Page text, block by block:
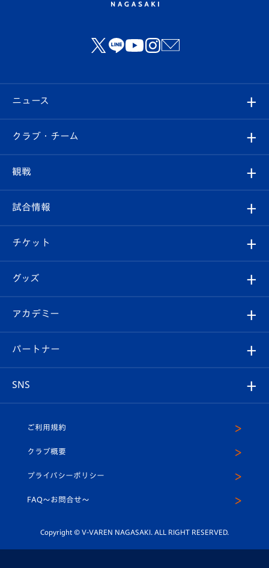
ニュース
すべて
クラブ
試合情報
チケット
イベント
メディア
ホームタウン
クラブ・チーム
クラブ概要
エンブレム紹介
スタッフプロフィール
マスコット紹介
平和祈念活動
ホームタウン活動
観戦
観戦ルール
はじめての観戦ガイド
Revive Team
ヴィヴィくんの長崎おもてなしガイド
試合情報
試合日程/結果
フォトギャラリー
スタジアムグルメ
チケット
チケット
V-LOVERS（ファンクラブ）
プレイヤーズスイート
グッズ
オンラインショップ
店舗情報
アカデミー
育成からのお知らせ
U-18
スクール
パートナー
SNS
ヴィヴィくんインスタグラム
公式LINE＠
ご利用規約
クラブ概要
プライバシーポリシー
FAQ〜お問合せ〜
Copyright © V-VAREN NAGASAKI. ALL RIGHT RESERVED.